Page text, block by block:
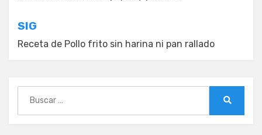
entradas
SIG
Receta de Pollo frito sin harina ni pan rallado